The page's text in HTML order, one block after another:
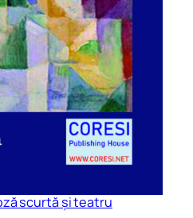
scurtă și teatru